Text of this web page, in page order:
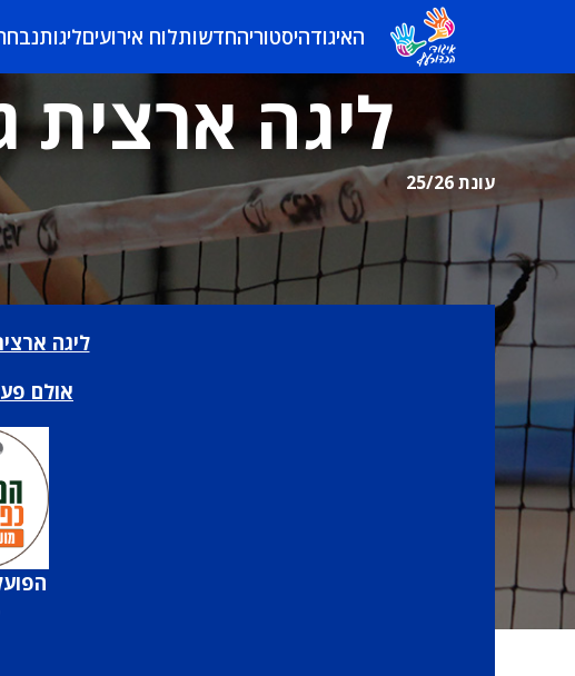
האיגודהיסטוריהחדשותלוח אירועיםליגות
ליגה ארצית
עונת 25/26
ליגה
אולם